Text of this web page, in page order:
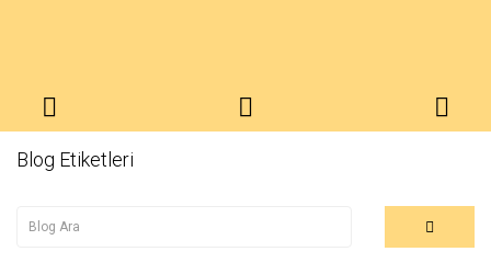
Blog Etiketleri